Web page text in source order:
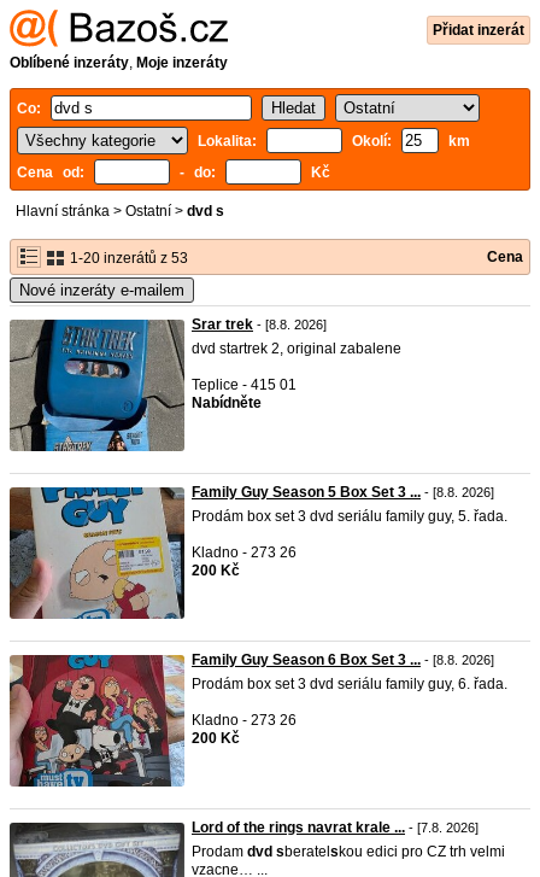
Přidat inzerát
Oblíbené inzeráty, Moje inzeráty
Co:
Lokalita:
Okolí:
km
Cena od:
- do: Kč
Hlavní stránka > Ostatní > dvd s
1-20 inzerátů z 53 Cena
Nové inzeráty e-mailem
Srar trek - [8.8. 2026]
dvd startrek 2, original zabalene
Teplice - 415 01
Nabídněte
Family Guy Season 5 Box Set 3 ... - [8.8. 2026]
Prodám box set 3 dvd seriálu family guy, 5. řada.
Kladno - 273 26
200 Kč
Family Guy Season 6 Box Set 3 ... - [8.8. 2026]
Prodám box set 3 dvd seriálu family guy, 6. řada.
Kladno - 273 26
200 Kč
Lord of the rings navrat krale ... - [7.8. 2026]
Prodam dvd sberatel skou edici pro CZ trh velmi
vzacne… ...